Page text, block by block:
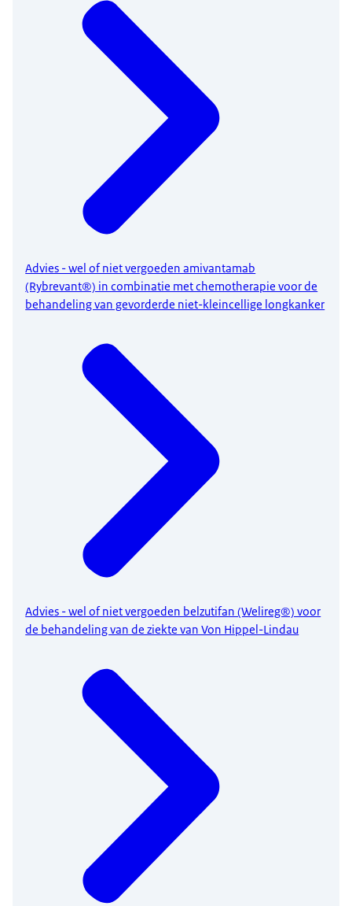
Advies - wel of niet vergoeden amivantamab
(Rybrevant®) in combinatie met chemotherapie voor de
behandeling van gevorderde niet-kleincellige longkanker
Advies - wel of niet vergoeden belzutifan (Welireg®) voor
de behandeling van de ziekte van Von Hippel-Lindau